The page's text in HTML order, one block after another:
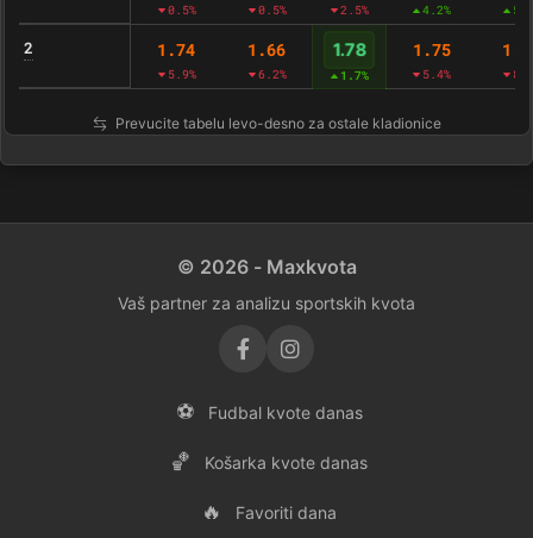
0.5% 0.5% 2.5% 4.2%
2 1.74
5.9%
1.66
6.2%
1.78
1.7%
1.75
5.4%
Prevucite tabelu levo-desno za ostale kladionice
© 2026 - Maxkvota
Vaš partner za analizu sportskih kvota
⚽ Fudbal kvote danas
🏀 Košarka kvote danas
🔥 Favoriti dana